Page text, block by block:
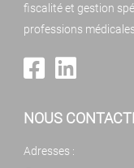
fiscalité et gestion
professions médicales.
NOUS
Adresses :